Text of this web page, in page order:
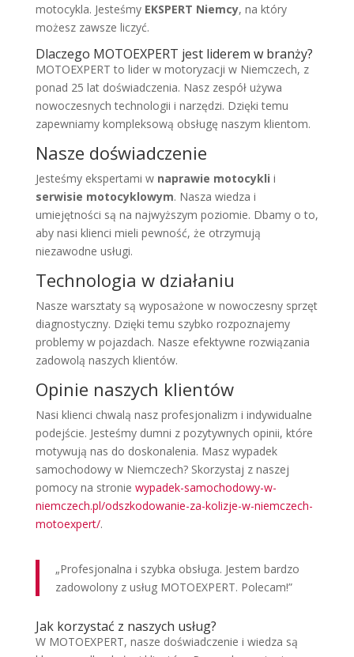
motocykla. Jesteśmy EKSPERT Niemcy, na który
możesz zawsze liczyć.
Dlaczego MOTOEXPERT jest liderem w branży?
MOTOEXPERT to lider w motoryzacji w Niemczech, z
ponad 25 lat doświadczenia. Nasz zespół używa
nowoczesnych technologii i narzędzi. Dzięki temu
zapewniamy kompleksową obsługę naszym klientom.
Nasze doświadczenie
Jesteśmy ekspertami w naprawie motocykli i
serwisie motocyklowym. Nasza wiedza i
umiejętności są na najwyższym poziomie. Dbamy o to,
aby nasi klienci mieli pewność, że otrzymują
niezawodne usługi.
Technologia w działaniu
Nasze warsztaty są wyposażone w nowoczesny sprzęt
diagnostyczny. Dzięki temu szybko rozpoznajemy
problemy w pojazdach. Nasze efektywne rozwiązania
zadowolą naszych klientów.
Opinie naszych klientów
Nasi klienci chwalą nasz profesjonalizm i indywidualne
podejście. Jesteśmy dumni z pozytywnych opinii, które
motywują nas do doskonalenia. Masz wypadek
samochodowy w Niemczech? Skorzystaj z naszej
pomocy na stronie wypadek-samochodowy-w-
niemczech.pl/odszkodowanie-za-kolizje-w-niemczech-
motoexpert/.
„Profesjonalna i szybka obsługa. Jestem bardzo
zadowolony z usług MOTOEXPERT. Polecam!”
Jak korzystać z naszych usług?
W MOTOEXPERT, nasze doświadczenie i wiedza są